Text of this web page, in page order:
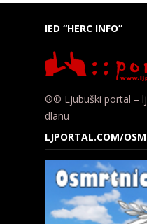
IED “HERC INFO”
®© Ljubuški portal –
dlanu
LJPORTAL.COM/